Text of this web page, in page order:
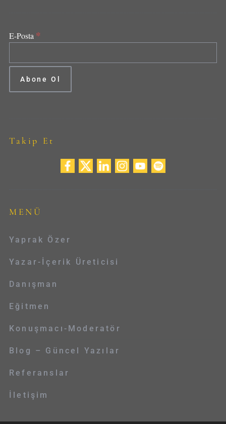
E-Posta *
Takip Et
MENÜ
Yaprak Özer
Yazar-İçerik Üreticisi
Danışman
Eğitmen
Konuşmacı-Moderatör
Blog – Güncel Yazılar
Referanslar
İletişim